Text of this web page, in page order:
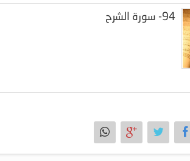
94- سورة الشرح